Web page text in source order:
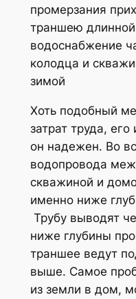
промерзания
траншею длинной
водоснабжение
колодца и
зимой
Хоть подобный
затрат труда,
он надежен. Во
водопровода
скважиной и
именно ниже
Трубу выводят
ниже глубины
траншее ведут
выше. Самое
из земли в дом,